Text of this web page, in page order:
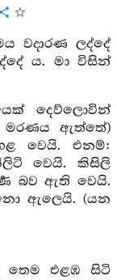
වදාරණ ලද්දේ
ය. මා විසින්
දෙව්ලොවින්
මරණය ඇත්තේ)
වෙයි. එනම්:
වෙයි. කිසිලි
බව ඇති වෙයි.
ඇලෙයි. (යන
තෙම එළඹ සිටි